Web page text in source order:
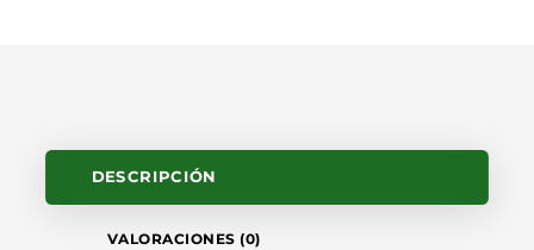
DESCRIPCIÓN
VALORACIONES (0)